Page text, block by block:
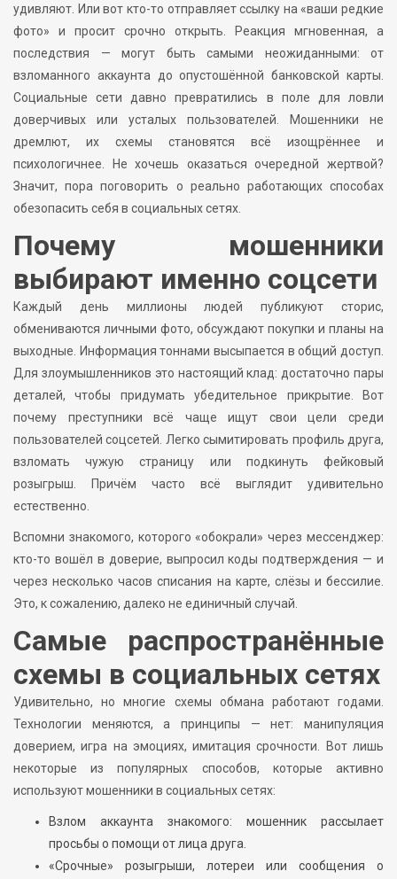
удивляют. Или вот кто-то отправляет ссылку на «ваши редкие
фото» и просит срочно открыть. Реакция мгновенная, а
последствия — могут быть самыми неожиданными: от
взломанного аккаунта до опустошённой банковской карты.
Социальные сети давно превратились в поле для ловли
доверчивых или усталых пользователей. Мошенники не
дремлют, их схемы становятся всё изощрённее и
психологичнее. Не хочешь оказаться очередной жертвой?
Значит, пора поговорить о реально работающих способах
обезопасить себя в социальных сетях.
Почему мошенники
выбирают именно соцсети
Каждый день миллионы людей публикуют сторис,
обмениваются личными фото, обсуждают покупки и планы на
выходные. Информация тоннами высыпается в общий доступ.
Для злоумышленников это настоящий клад: достаточно пары
деталей, чтобы придумать убедительное прикрытие. Вот
почему преступники всё чаще ищут свои цели среди
пользователей соцсетей. Легко сымитировать профиль друга,
взломать чужую страницу или подкинуть фейковый
розыгрыш. Причём часто всё выглядит удивительно
естественно.
Вспомни знакомого, которого «обокрали» через мессенджер:
кто-то вошёл в доверие, выпросил коды подтверждения — и
через несколько часов списания на карте, слёзы и бессилие.
Это, к сожалению, далеко не единичный случай.
Самые распространённые
схемы в социальных сетях
Удивительно, но многие схемы обмана работают годами.
Технологии меняются, а принципы — нет: манипуляция
доверием, игра на эмоциях, имитация срочности. Вот лишь
некоторые из популярных способов, которые активно
используют мошенники в социальных сетях:
Взлом аккаунта знакомого: мошенник рассылает
просьбы о помощи от лица друга.
«Срочные» розыгрыши, лотереи или сообщения о